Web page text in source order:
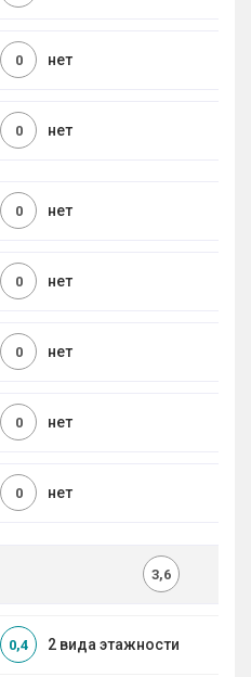
нет
0
нет
0
нет
0
нет
0
нет
0
нет
0
нет
0
3,6
2 вида этажности
0,4